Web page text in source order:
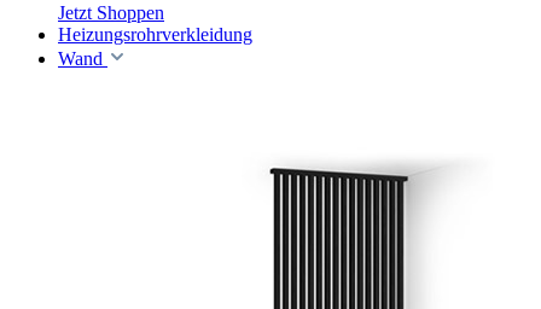
Jetzt Shoppen
Heizungsrohrverkleidung
Wand